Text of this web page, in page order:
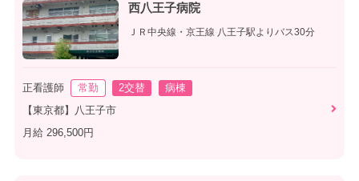
西八王子病院
ＪＲ中央線・京王線 八王子駅よりバス30分
正看護師 常勤 2交替
病棟
【東京都】八王子市
月給 296,500円